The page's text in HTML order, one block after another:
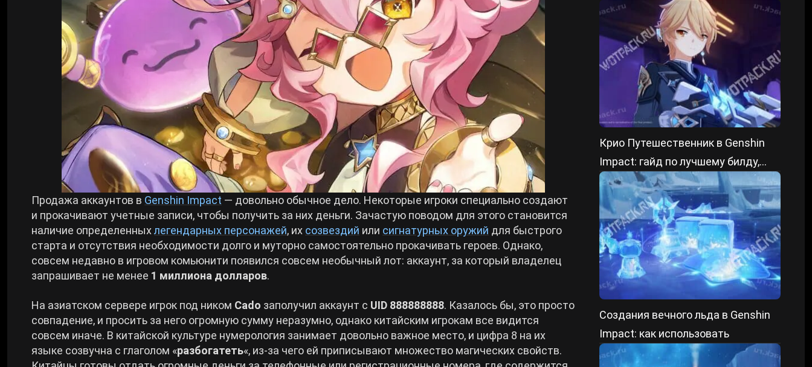
Crimson Desert
Zenless Zone Zero
Kingdom Come: Deliverance 2
Path of Exile 2
Wuthering Waves
Roblox
Hogwarts Legacy
Все игры
Билды Arknights: Endfield
Билды Wuthering Waves
Билды Cyberpunk 2077
Билды Path of Exile 2
Продажа аккаунтов в Genshin Impact — довольно обычное дело. Некоторые игроки специально создают
и прокачивают учетные записи, чтобы получить за них деньги. Зачастую поводом для этого становится
наличие определенныхлегендарных персонажей, их созвездий или сигнатурных оружий для быстрого
старта и отсутствия необходимости долго и муторно самостоятельно прокачивать героев. Однако,
совсем недавно в игровом комьюнити появился совсем необычный лот: аккаунт, за который владелец
запрашивает не менее 1 миллиона долларов.
На азиатском сервере игрок под ником Cado заполучил аккаунт с UID 888888888. Казалось бы, это просто
совпадение, и просить за него огромную сумму неразумно, однако китайским игрокам все видится
совсем иначе. В китайской культуре нумерология занимает довольно важное место, и цифра 8 на их
языке созвучна с глаголом «разбогатеть«, из-за чего ей приписывают множество магических свойств.
победить
Крио Путешественник в Genshin
Impact: гайд по лучшему билду,
артефактам и отрядам
Создания вечного льда в Genshin
Impact: как использовать